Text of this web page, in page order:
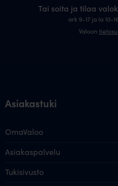
Tai soita ja tilaa
ark 9-17 ja la 10-
Valoon
Asiakastuki
OmaValoo
Asiakaspalvelu
Tukisivusto